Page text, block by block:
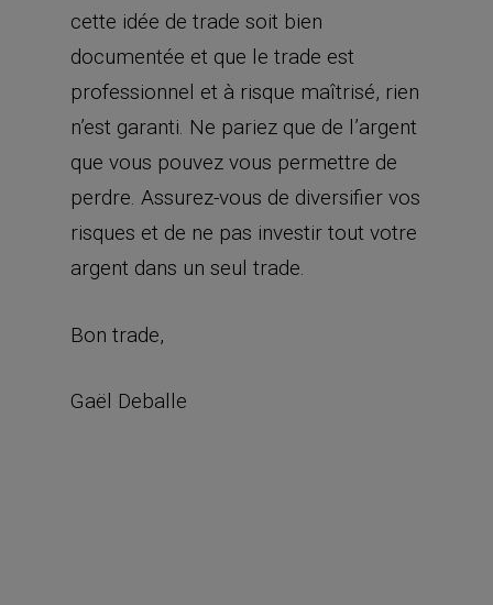
cette idée de trade soit bien
documentée et que le trade est
professionnel et à risque maîtrisé, rien
n’est garanti. Ne pariez que de l’argent
que vous pouvez vous permettre de
perdre. Assurez-vous de diversifier vos
risques et de ne pas investir tout votre
argent dans un seul trade.
Bon trade,
Gaël Deballe